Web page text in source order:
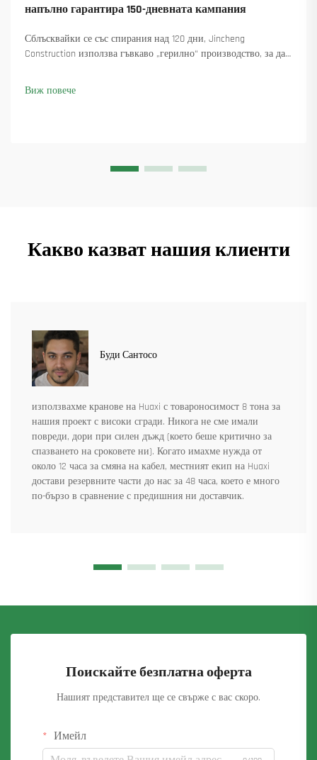
напълно гарантира 150-дневната кампания
Сблъсквайки се със спирания над 120 дни, Jincheng
Construction използва гъвкаво „герилно“ производство, за да
Вижте как са поддържали производството в движение.
Виж повече
Какво казват нашия клиенти
Буди Сантосо
използвахме кранове на Huaxi с товароносимост 8 тона за
нашия проект с високи сгради. Никога не сме имали
повреди, дори при силен дъжд (което беше критично за
спазването на сроковете ни). Когато имахме нужда от
около 12 часа за смяна на кабел, местният екип на Huaxi
достави резервните части до нас за 48 часа, което е много
по-бързо в сравнение с предишния ни доставчик.
Поискайте безплатна оферта
Нашият представител ще се свърже с вас скоро.
Имейл